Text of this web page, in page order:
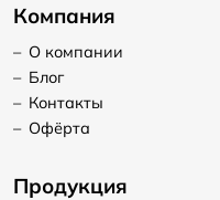
Компания
– О компании
– Блог
– Контакты
– Офёрта
Продукция